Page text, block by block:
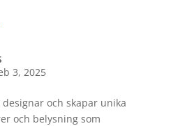
3, 2025
designar och skapar unika
och belysning som